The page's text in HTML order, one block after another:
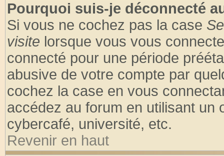
Pourquoi suis-je déconnecté
Si vous ne cochez pas la case
visite lorsque vous vous
connecté pour une période
abusive de votre compte par
cochez la case en vous
accédez au forum en utilisant un
cybercafé, université, etc.
Revenir en haut